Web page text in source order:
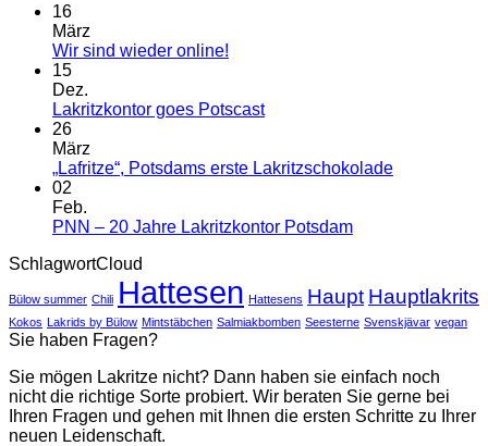
16
März
Wir sind wieder online!
Wir
online!
15
Dez.
Lakritzkontor goes PotscastKeine
Lakritzkontor
26
März
„Lafritze“, Potsdams erste LakritzschokoladeKeine
02
Feb.
PNN – 20 Jahre Lakritzkontor PotsdamKeine
–
20
Potsdam
SchlagwortCloud
Bülow summer Chili Hattesen Hattesens Haupt Hauptlakrits
Kokos Lakrids by Bülow Mintstäbchen Salmiakbomben Seesterne Svenskjävar vegan
Sie haben Fragen?
Sie mögen Lakritze nicht? Dann haben sie einfach noch
nicht die richtige Sorte probiert. Wir beraten Sie gerne bei
Ihren Fragen und gehen mit Ihnen die ersten Schritte zu Ihrer
neuen Leidenschaft.